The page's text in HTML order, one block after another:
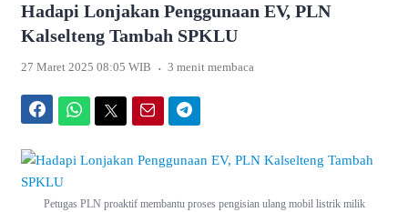
Hadapi Lonjakan Penggunaan EV, PLN
Kalselteng Tambah SPKLU
27 Maret 2025 08:05 WIB . 3 menit membaca
Petugas PLN proaktif membantu proses pengisian ulang mobil listrik milik